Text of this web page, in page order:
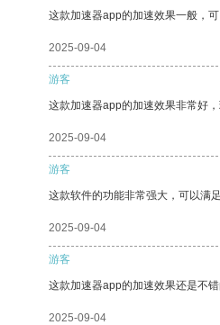
这款加速器app的加速效果一般，
2025-09-04
游客
这款加速器app的加速效果非常好
2025-09-04
游客
这款软件的功能非常强大，可以满
2025-09-04
游客
这款加速器app的加速效果还是不
2025-09-04